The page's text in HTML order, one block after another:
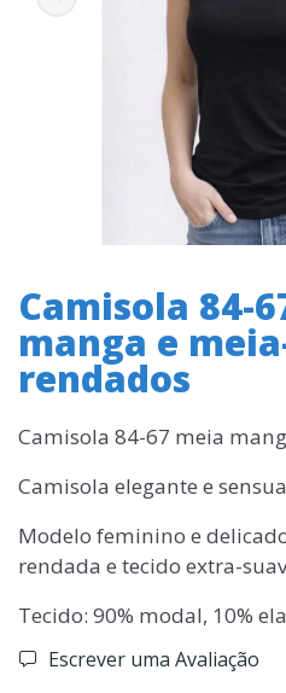
Camisola 84-
manga e
rendados
Camisola 84-67 meia
Camisola elegante e
Modelo feminino e
rendada e tecido extra-
Tecido: 90% modal, 10%
Escrever uma Avaliação